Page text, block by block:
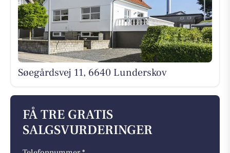
Søegårdsvej 11, 6640 Lunderskov
FÅ TRE GRATIS
SALGSVURDERINGER